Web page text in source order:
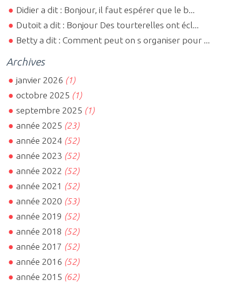
Didier a dit : Bonjour, il faut espérer que le b...
Dutoit a dit : Bonjour Des tourterelles ont écl...
Betty a dit : Comment peut on s organiser pour ...
Archives
janvier 2026 (1)
octobre 2025 (1)
septembre 2025 (1)
année 2025 (23)
année 2024 (52)
année 2023 (52)
année 2022 (52)
année 2021 (52)
année 2020 (53)
année 2019 (52)
année 2018 (52)
année 2017 (52)
année 2016 (52)
année 2015 (62)